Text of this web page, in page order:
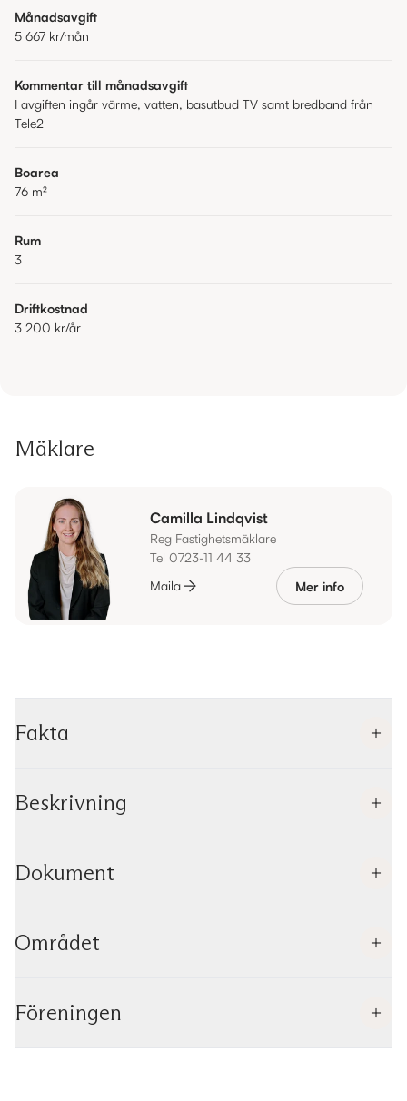
Månadsavgift
5 667 kr/mån
Kommentar till månadsavgift
I avgiften ingår värme, vatten, basutbud TV samt bredband från
Tele2
Boarea
76 m²
Rum
3
Driftkostnad
3 200 kr/år
Mäklare
Camilla Lindqvist
Reg Fastighetsmäklare
Tel 0723-11 44 33
Maila
Mer info
Fakta
Beskrivning
Dokument
Området
Föreningen